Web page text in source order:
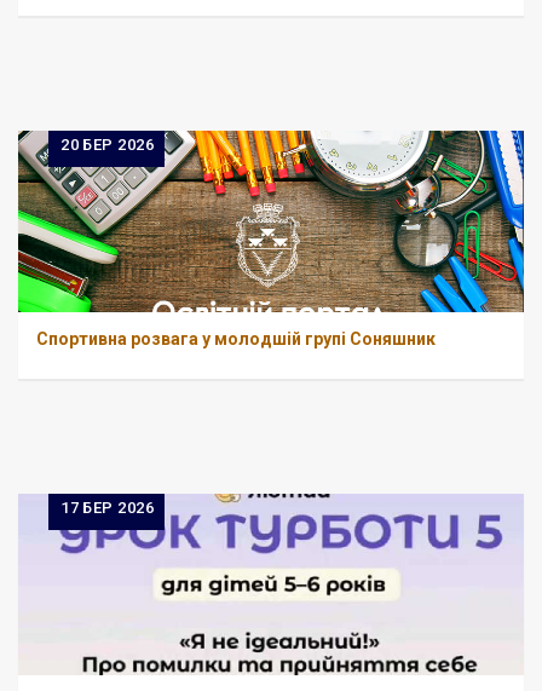
20 БЕР 2026
Спортивна розвага у молодшій групі Соняшник
17 БЕР 2026